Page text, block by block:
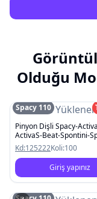
Olduğu
Resim
Spacy 110
Pinyon Dişli Spacy-
ActivaS-Beat-Spontini-
Pleasure
Kd:125222Koli:100
Giriş yapınız